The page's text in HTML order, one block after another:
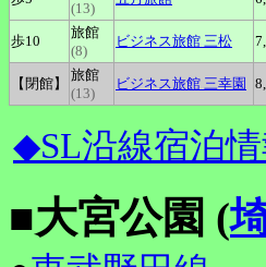
(13)
歩10
旅館
(8)
ビジネス旅館 三松
【閉館】
旅館
(13)
ビジネス旅館 三幸園
◆SL沿線宿泊
■大宮公園 (